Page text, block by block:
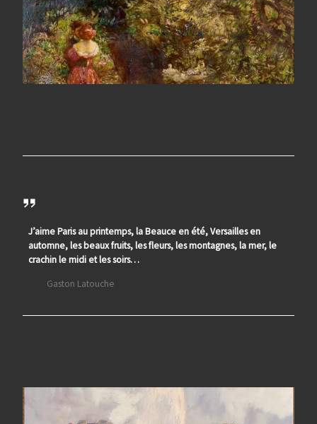
J’aime Paris au printemps, la Beauce en été, Versailles en
automne, les beaux fruits, les fleurs, les montagnes, la mer, le
crachin le midi et les soirs…
Gaston Latouche